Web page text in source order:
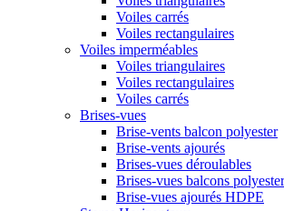
Voiles carrés
Voiles rectangulaires
Voiles imperméables
Voiles triangulaires
Voiles rectangulaires
Voiles carrés
Brises-vues
Brise-vents balcon polyester
Brise-vents ajourés
Brises-vues déroulables
Brises-vues balcons
Brise-vues ajourés HDPE